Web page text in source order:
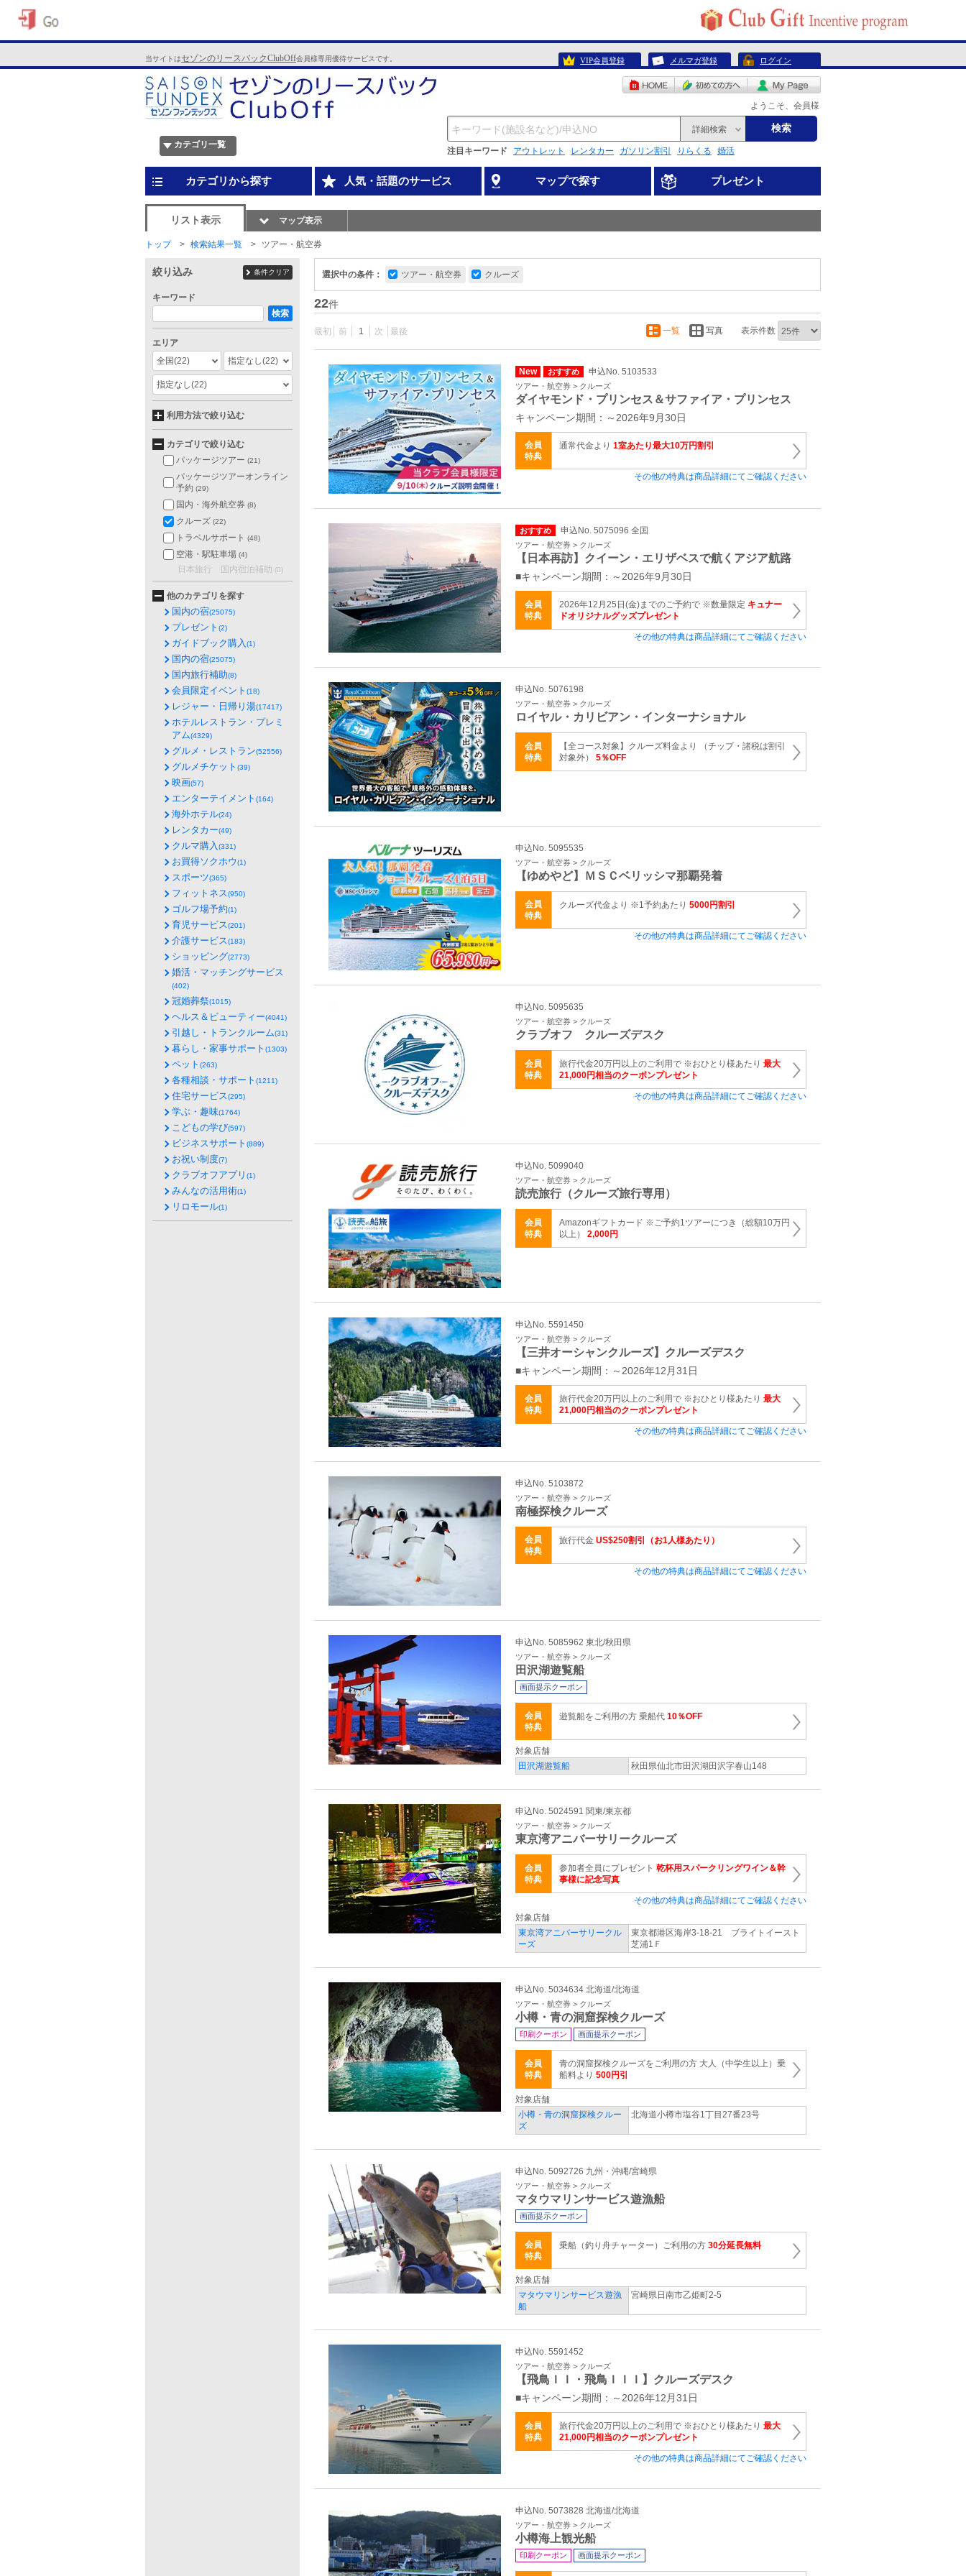
当サイトはセゾンのリースバックClubOff会員様専用優待サービスです。 VIP会員登録 メルマガ登録 ログイン
ようこそ、会員様
カテゴリ一覧
詳細検索 検索
注目キーワード アウトレット レンタカー ガソリン割引 りらくる 婚活
カテゴリから探す 人気・話題のサービス マップで探す プレゼント
リスト表示 マップ表示
トップ 検索結果一覧 ツアー・航空券
選択中の条件： ツアー・航空券 クルーズ
22件
最初 前 1 次 最後 一覧 写真 表示件数
New おすすめ 申込No. 5103533
ツアー・航空券 > クルーズ
ダイヤモンド・プリンセス＆サファイア・プリンセス
キャンペーン期間：～2026年9月30日
会員
特典
通常代金より 1室あたり最大10万円割引
その他の特典は商品詳細にてご確認ください
おすすめ 申込No. 5075096 全国
ツアー・航空券 > クルーズ
【日本再訪】クイーン・エリザベスで航くアジア航路
■キャンペーン期間：～2026年9月30日
会員
特典
2026年12月25日(金)までのご予約で ※数量限定 キュナー
ドオリジナルグッズプレゼント
その他の特典は商品詳細にてご確認ください
申込No. 5076198
ツアー・航空券 > クルーズ
ロイヤル・カリビアン・インターナショナル
会員
特典
【全コース対象】クルーズ料金より （チップ・諸税は割引
対象外） 5％OFF
申込No. 5095535
ツアー・航空券 > クルーズ
【ゆめやど】ＭＳＣベリッシマ那覇発着
会員
特典
クルーズ代金より ※1予約あたり 5000円割引
その他の特典は商品詳細にてご確認ください
申込No. 5095635
ツアー・航空券 > クルーズ
クラブオフ クルーズデスク
会員
特典
旅行代金20万円以上のご利用で ※おひとり様あたり 最大
21,000円相当のクーポンプレゼント
その他の特典は商品詳細にてご確認ください
申込No. 5099040
ツアー・航空券 > クルーズ
読売旅行（クルーズ旅行専用）
会員
特典
Amazonギフトカード ※ご予約1ツアーにつき（総額10万円
以上） 2,000円
申込No. 5591450
ツアー・航空券 > クルーズ
【三井オーシャンクルーズ】クルーズデスク
■キャンペーン期間：～2026年12月31日
会員
特典
旅行代金20万円以上のご利用で ※おひとり様あたり 最大
21,000円相当のクーポンプレゼント
その他の特典は商品詳細にてご確認ください
申込No. 5103872
ツアー・航空券 > クルーズ
南極探検クルーズ
会員
特典
旅行代金 US$250割引（お1人様あたり）
その他の特典は商品詳細にてご確認ください
申込No. 5085962 東北/秋田県
ツアー・航空券 > クルーズ
田沢湖遊覧船
画面提示クーポン
会員
特典
遊覧船をご利用の方 乗船代 10％OFF
対象店舗
田沢湖遊覧船
秋田県仙北市田沢湖田沢字春山148
申込No. 5024591 関東/東京都
ツアー・航空券 > クルーズ
東京湾アニバーサリークルーズ
会員
特典
参加者全員にプレゼント 乾杯用スパークリングワイン＆幹
事様に記念写真
その他の特典は商品詳細にてご確認ください
対象店舗
東京湾アニバーサリークル
ーズ
東京都港区海岸3-18-21 ブライトイースト
芝浦1Ｆ
申込No. 5034634 北海道/北海道
ツアー・航空券 > クルーズ
小樽・青の洞窟探検クルーズ
印刷クーポン 画面提示クーポン
会員
特典
青の洞窟探検クルーズをご利用の方 大人（中学生以上）乗
船料より 500円引
対象店舗
小樽・青の洞窟探検クルー
ズ
北海道小樽市塩谷1丁目27番23号
申込No. 5092726 九州・沖縄/宮崎県
ツアー・航空券 > クルーズ
マタウマリンサービス遊漁船
画面提示クーポン
会員
特典
乗船（釣り舟チャーター）ご利用の方 30分延長無料
対象店舗
マタウマリンサービス遊漁
船
宮崎県日南市乙姫町2-5
申込No. 5591452
ツアー・航空券 > クルーズ
【飛鳥ＩＩ・飛鳥ＩＩＩ】クルーズデスク
■キャンペーン期間：～2026年12月31日
会員
特典
旅行代金20万円以上のご利用で ※おひとり様あたり 最大
21,000円相当のクーポンプレゼント
その他の特典は商品詳細にてご確認ください
申込No. 5073828 北海道/北海道
ツアー・航空券 > クルーズ
小樽海上観光船
印刷クーポン 画面提示クーポン
絞り込み 条件クリア
キーワード
検索
エリア
全国(22) 指定なし(22)
指定なし(22)
利用方法で絞り込む
カテゴリで絞り込む
パッケージツアー (21)
パッケージツアーオンライン
予約 (29)
国内・海外航空券 (8)
クルーズ (22)
トラベルサポート (48)
空港・駅駐車場 (4)
日本旅行 国内宿泊補助 (0)
他のカテゴリを探す
国内の宿(25075)
プレゼント (2)
ガイドブック購入 (1)
国内の宿(25075)
国内旅行補助(8)
会員限定イベント (18)
レジャー・日帰り湯(17417)
ホテルレストラン・プレミ
アム(4329)
グルメ・レストラン(52556)
グルメチケット (39)
映画(57)
エンターテイメント (164)
海外ホテル(24)
レンタカー(49)
クルマ購入 (331)
お買得ソクホウ(1)
スポーツ(365)
フィットネス(950)
ゴルフ場予約(1)
育児サービス(201)
介護サービス(183)
ショッピング(2773)
婚活・マッチングサービス
(402)
冠婚葬祭(1015)
ヘルス＆ビューティー(4041)
引越し・トランクルーム(31)
暮らし・家事サポート (1303)
ペット (263)
各種相談・サポート (1211)
住宅サービス(295)
学ぶ・趣味(1764)
こどもの学び(597)
ビジネスサポート (889)
お祝い制度(7)
クラブオフアプリ (1)
みんなの活用術(1)
リロモール(1)